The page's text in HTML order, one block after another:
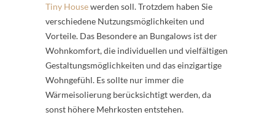
Tiny Housewerden soll. Trotzdem haben Sie
verschiedene Nutzungsmöglichkeiten und
Vorteile. Das Besondere an Bungalows ist der
Wohnkomfort, die individuellen und vielfältigen
Gestaltungsmöglichkeiten und das einzigartige
Wohngefühl. Es sollte nur immer die
Wärmeisolierung berücksichtigt werden, da
sonst höhere Mehrkosten entstehen.